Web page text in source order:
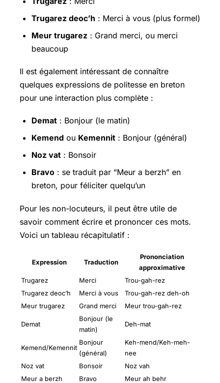
Trugarez deoc’h : Merci à vous (plus formel)
Meur trugarez : Grand merci, ou merci
beaucoup
Il est également intéressant de connaître
quelques expressions de politesse en breton
pour une interaction plus complète :
Demat : Bonjour (le matin)
Kemend ou Kemennit : Bonjour (général)
Noz vat : Bonsoir
Bravo : se traduit par “Meur a berzh” en
breton, pour féliciter quelqu’un
Pour les non-locuteurs, il peut être utile de
savoir comment écrire et prononcer ces mots.
Voici un tableau récapitulatif :
Expression Traduction
Prononciation
approximative
Trugarez
Merci
Trou-gah-rez
Trugarez deoc’h
Merci à vous
Trou-gah-rez deh-oh
Meur trugarez
Grand merci Meur trou-gah-rez
Demat
Bonjour (le
matin)
Deh-mat
Kemend/Kemennit
Bonjour
(général)
Keh-mend/Keh-meh-
nee
Noz vat
Bonsoir
Noz vah
Meur a berzh
Bravo Meur ah behr